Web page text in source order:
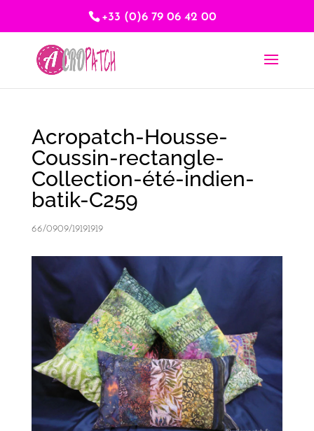
+33 (0)6 79 06 42 00
Acropatch-Housse-
Coussin-rectangle-
Collection-été-indien-
batik-C259
66/0909/19191919